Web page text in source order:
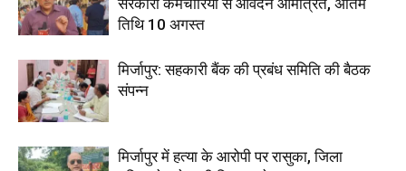
तिथि 10 अगस्त
मिर्जापुर: सहकारी बैंक की प्रबंध समिति की बैठक
संपन्न
मिर्जापुर में हत्या के आरोपी पर रासुका, जिला